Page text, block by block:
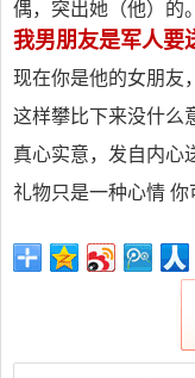
偶，突出她（他）的。
我男朋友是军人要
现在你是他的女朋友
这样攀比下来没什么
真心实意，发自内心
礼物只是一种心情